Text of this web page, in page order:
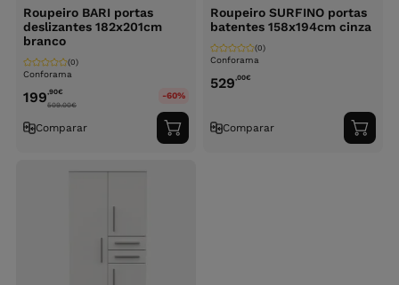
Roupeiro BARI portas
deslizantes 182x201cm
branco
Conforama
(0)
199,90€
509.00€
-60%
Comparar
Adicionar
ao
Roupeiro SURFINO portas
batentes 158x194cm cinza
Conforama
(0)
529,00€
Comparar
ao